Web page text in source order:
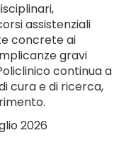
assistenziali
concrete ai
gravi
continua a
cura e di ricerca,
2026